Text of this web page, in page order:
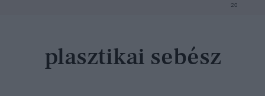
20
plasztikai sebész